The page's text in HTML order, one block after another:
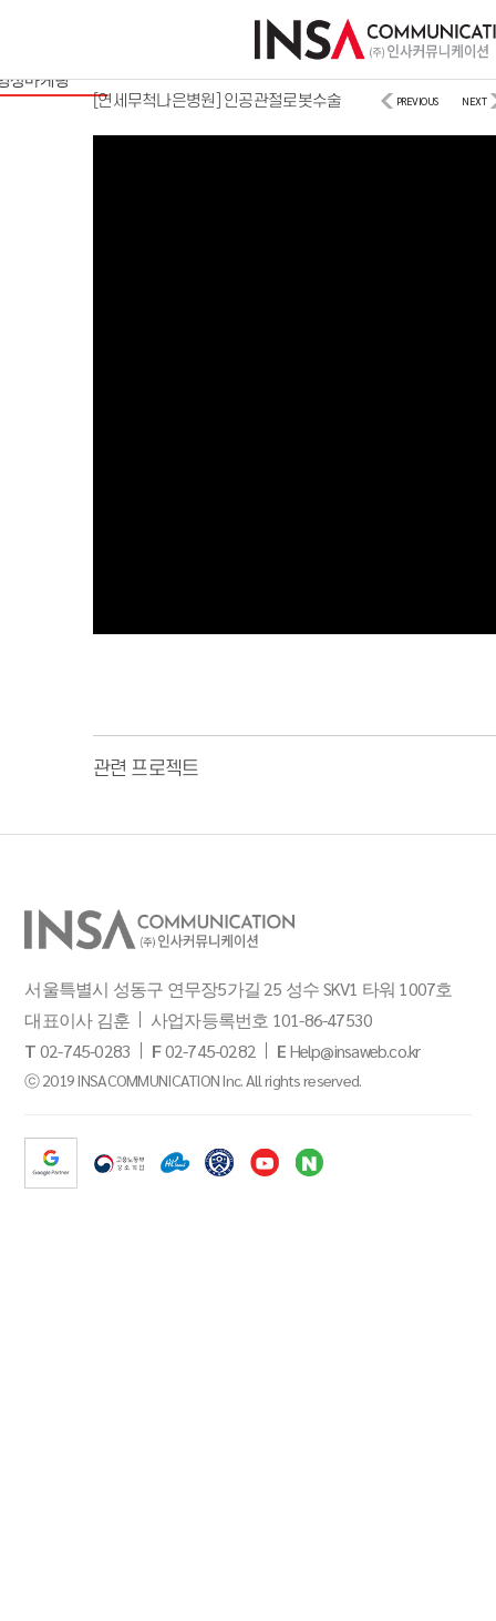
상마케팅
[연세무척나은병원] 인공관절로봇수술 PREVIOUS NEXT
관련 프로젝트
서울특별시 성동구 연무장5가길 25 성수 SKV1 타워 1007호
대표이사 김훈
사업자등록번호 101-86-47530
T02-745-0283 F02-745-0282 EHelp@insaweb.co.kr
ⓒ 2019 INSACOMMUNICATION Inc. All rights reserved.